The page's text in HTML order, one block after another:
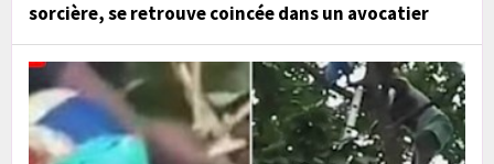
sorcière, se retrouve coincée dans un avocatier